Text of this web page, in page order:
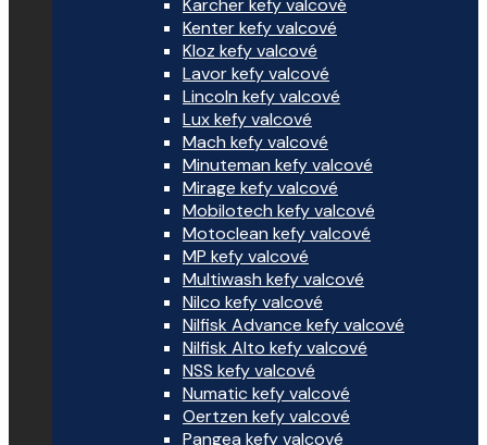
Karcher kefy valcové
Kenter kefy valcové
Kloz kefy valcové
Lavor kefy valcové
Lincoln kefy valcové
Lux kefy valcové
Mach kefy valcové
Minuteman kefy valcové
Mirage kefy valcové
Mobilotech kefy valcové
Motoclean kefy valcové
MP kefy valcové
Multiwash kefy valcové
Nilco kefy valcové
Nilfisk Advance kefy valcové
Nilfisk Alto kefy valcové
NSS kefy valcové
Numatic kefy valcové
Oertzen kefy valcové
Pangea kefy valcové